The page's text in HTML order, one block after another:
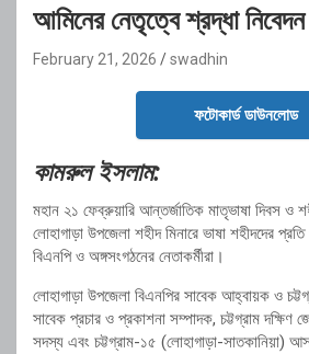
আমিনের নেতৃত্বে শ্রদ্ধা নিবেদন
February 21, 2026 swadhin
ফটোকার্ড ডাউনলোড
কামরুল ইসলাম:
মহান ২১ ফেব্রুয়ারি আন্তর্জাতিক মাতৃভাষা দিবস ও
লোহাগাড়া উপজেলা শহীদ মিনারে ভাষা শহীদদের
বিএনপি ও অঙ্গসংগঠনের নেতাকর্মীরা।
লোহাগাড়া উপজেলা বিএনপির সাবেক আহ্বায়ক ও
সাবেক প্রচার ও প্রকাশনা সম্পাদক, চট্টগ্রাম দক্ষিণ
সদস্য এবং চট্টগ্রাম-১৫ (লোহাগাড়া-সাতকানিয়া)